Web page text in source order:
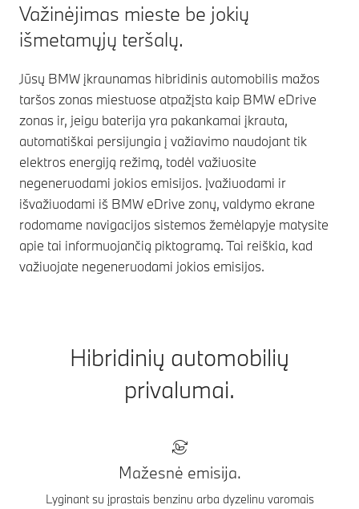
Važinėjimas mieste be jokių
išmetamųjų teršalų.
Jūsų BMW įkraunamas hibridinis automobilis mažos
taršos zonas miestuose atpažįsta kaip BMW eDrive
zonas ir, jeigu baterija yra pakankamai įkrauta,
automatiškai persijungia į važiavimo naudojant tik
elektros energiją režimą, todėl važiuosite
negeneruodami jokios emisijos. Įvažiuodami ir
išvažiuodami iš BMW eDrive zonų, valdymo ekrane
rodomame navigacijos sistemos žemėlapyje matysite
apie tai informuojančią piktogramą. Tai reiškia, kad
važiuojate negeneruodami jokios emisijos.
Hibridinių automobilių
privalumai.
Mažesnė emisija.
Lyginant su įprastais benzinu arba dyzelinu varomais